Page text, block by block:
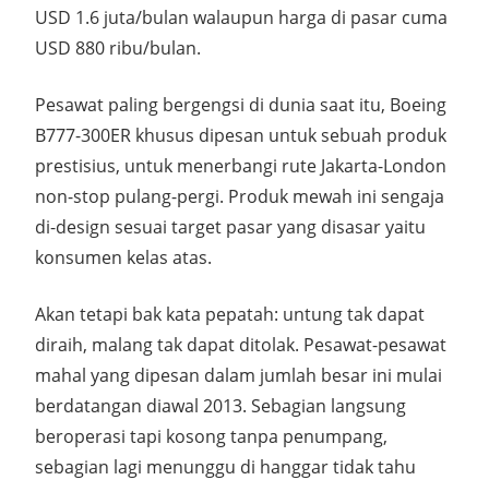
USD 1.6 juta/bulan walaupun harga di pasar cuma
USD 880 ribu/bulan.
Pesawat paling bergengsi di dunia saat itu, Boeing
B777-300ER khusus dipesan untuk sebuah produk
prestisius, untuk menerbangi rute Jakarta-London
non-stop pulang-pergi. Produk mewah ini sengaja
di-design sesuai target pasar yang disasar yaitu
konsumen kelas atas.
Akan tetapi bak kata pepatah: untung tak dapat
diraih, malang tak dapat ditolak. Pesawat-pesawat
mahal yang dipesan dalam jumlah besar ini mulai
berdatangan diawal 2013. Sebagian langsung
beroperasi tapi kosong tanpa penumpang,
sebagian lagi menunggu di hanggar tidak tahu